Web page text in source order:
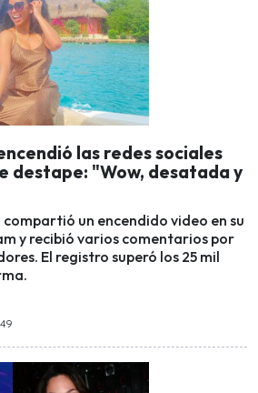
las redes sociales
destape: "Wow, desatada y
un encendido video en su
y recibió varios comentarios por
El registro superó los 25 mil